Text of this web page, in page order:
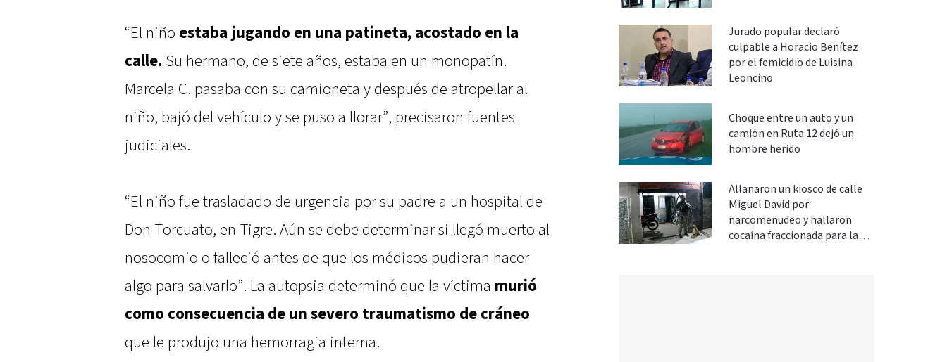
“El niño estaba jugando en una patineta, acostado en la
calle. Su hermano, de siete años, estaba en un monopatín.
Marcela C. pasaba con su camioneta y después de atropellar al
niño, bajó del vehículo y se puso a llorar”, precisaron fuentes
judiciales.
“El niño fue trasladado de urgencia por su padre a un hospital de
Don Torcuato, en Tigre. Aún se debe determinar si llegó muerto al
nosocomio o falleció antes de que los médicos pudieran hacer
algo para salvarlo”. La autopsia determinó que la víctima murió
como consecuencia de un severo traumatismo de cráneo
que le produjo una hemorragia interna.
Jurado popular declaró
culpable a Horacio Benítez
por el femicidio de Luisina
Leoncino
Choque entre un auto y un
camión en Ruta 12 dejó un
hombre herido
Allanaron un kiosco de calle
Miguel David por
narcomenudeo y hallaron
cocaína fraccionada para la